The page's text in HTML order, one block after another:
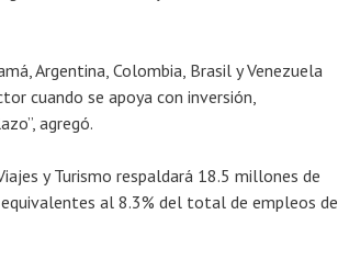
Argentina, Colombia, Brasil y Venezuela
cuando se apoya con inversión,
agregó.
y Turismo respaldará 18.5 millones de
al 8.3% del total de empleos de